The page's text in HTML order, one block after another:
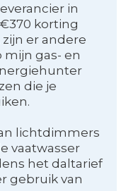
in
korting
er andere
gas- en
die je
lichtdimmers
vaatwasser
het daltarief
gebruik van